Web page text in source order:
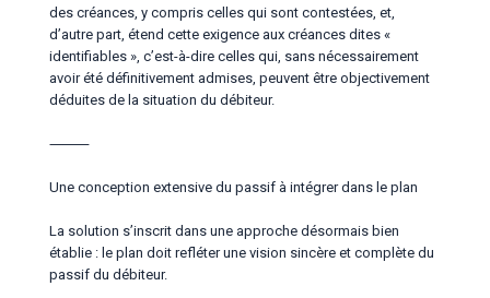
des créances, y compris celles qui sont contestées, et,
d’autre part, étend cette exigence aux créances dites «
identifiables », c’est-à-dire celles qui, sans nécessairement
avoir été définitivement admises, peuvent être objectivement
déduites de la situation du débiteur.
⸻
Une conception extensive du passif à intégrer dans le plan
La solution s’inscrit dans une approche désormais bien
établie : le plan doit refléter une vision sincère et complète du
passif du débiteur.